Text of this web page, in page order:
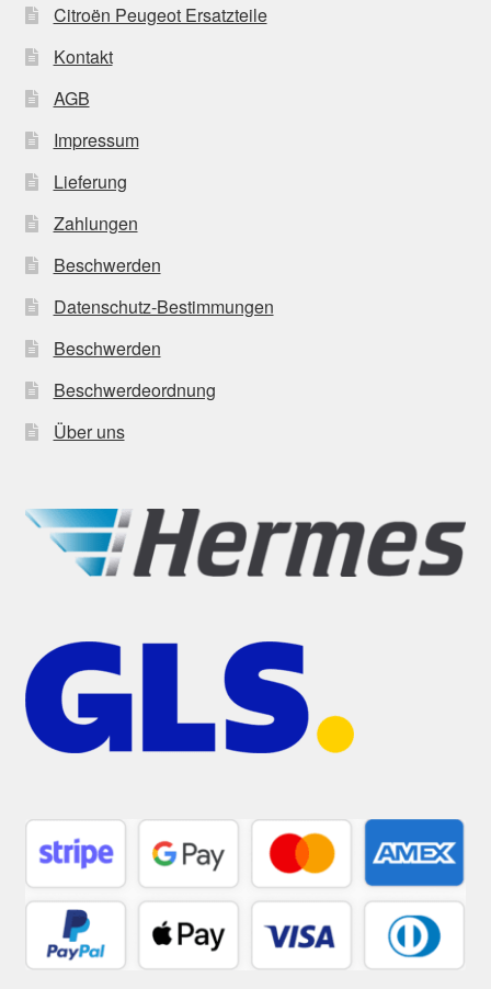
Citroën Peugeot Ersatzteile
Kontakt
AGB
Impressum
Lieferung
Zahlungen
Beschwerden
Datenschutz-Bestimmungen
Beschwerden
Beschwerdeordnung
Über uns